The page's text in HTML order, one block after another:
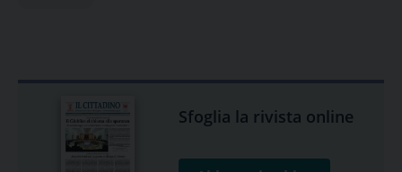
Sfoglia la rivista online